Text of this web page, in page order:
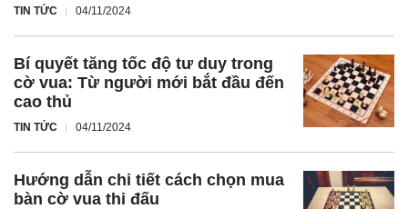
TIN TỨC 04/11/2024
Bí quyết tăng tốc độ tư duy trong
cờ vua: Từ người mới bắt đầu đến
cao thủ
TIN TỨC 04/11/2024
Hướng dẫn chi tiết cách chọn mua
bàn cờ vua thi đấu